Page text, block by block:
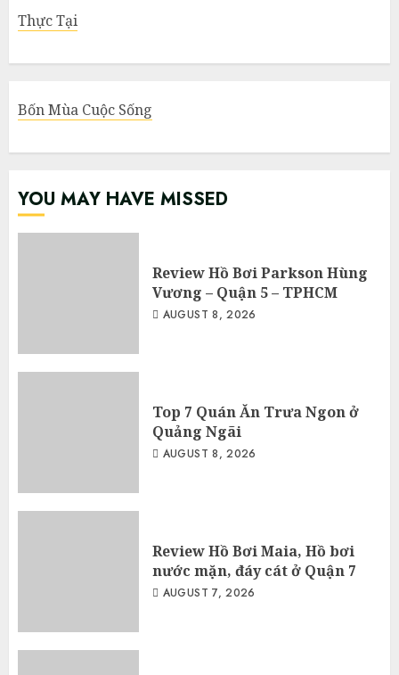
Thực Tại
Bốn Mùa Cuộc Sống
YOU MAY HAVE MISSED
Review Hồ Bơi Parkson Hùng
Vương – Quận 5 – TPHCM
AUGUST 8, 2026
Top 7 Quán Ăn Trưa Ngon ở
Quảng Ngãi
AUGUST 8, 2026
Review Hồ Bơi Maia, Hồ bơi
nước mặn, đáy cát ở Quận 7
AUGUST 7, 2026